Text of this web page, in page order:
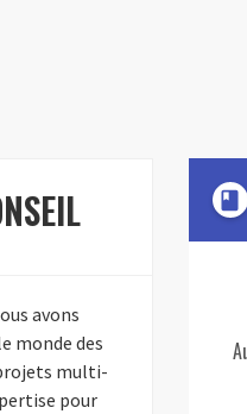
avons
monde des
multi-
pour
book